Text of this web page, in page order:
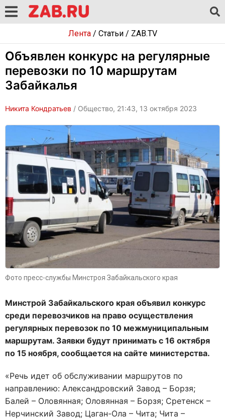
Лента/ Статьи/ ZAB.TV
Объявлен конкурс на регулярные
перевозки по 10 маршрутам
Забайкалья
Никита Кондратьев / Общество, 21:43, 13 октября 2023
Фото пресс-службы Минстроя Забайкальского края
Минстрой Забайкальского края объявил конкурс
среди перевозчиков на право осуществления
регулярных перевозок по 10 межмуниципальным
маршрутам. Заявки будут принимать с 16 октября
по 15 ноября, сообщается на сайте министерства.
«Речь идет об обслуживании маршрутов по
направлению: Александровский Завод – Борзя;
Балей – Оловянная; Оловянная – Борзя; Сретенск –
Нерчинский Завод; Цаган-Ола – Чита; Чита –